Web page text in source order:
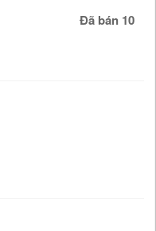
Đã bán 10